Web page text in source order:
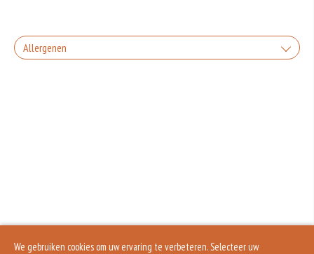
Allergenen
We gebruiken cookies om uw ervaring te verbeteren. Selecteer uw